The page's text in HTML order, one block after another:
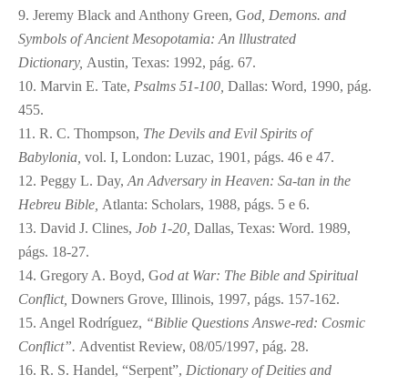
9. Jeremy Black and Anthony Green, God, Demons. and
Symbols of Ancient Mesopotamia: An lllustrated
Dictionary, Austin, Texas: 1992, pág. 67.
10. Marvin E. Tate, Psalms 51-100, Dallas: Word, 1990, pág.
455.
11. R. C. Thompson, The Devils and Evil Spirits of
Babylonia, vol. I, London: Luzac, 1901, págs. 46 e 47.
12. Peggy L. Day, An Adversary in Heaven: Sa-tan in the
Hebreu Bible, Atlanta: Scholars, 1988, págs. 5 e 6.
13. David J. Clines, Job 1-20, Dallas, Texas: Word. 1989,
págs. 18-27.
14. Gregory A. Boyd, God at War: The Bible and Spiritual
Conflict, Downers Grove, Illinois, 1997, págs. 157-162.
15. Angel Rodríguez, “Biblie Questions Answe-red: Cosmic
Conflict”. Adventist Review, 08/05/1997, pág. 28.
16. R. S. Handel, “Serpent”, Dictionary of Deities and